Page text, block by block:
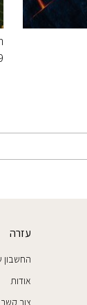
עזרה
החשבון
אודות
צור קשר